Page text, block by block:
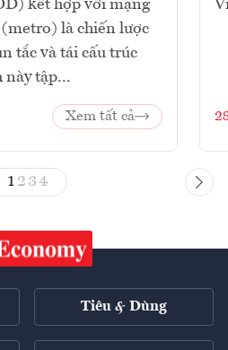
kết hợp với mạng
là chiến lược
tắc và tái cấu trúc
này tập...
Xem tất cả
1 23 4
Tiêu & Dùng